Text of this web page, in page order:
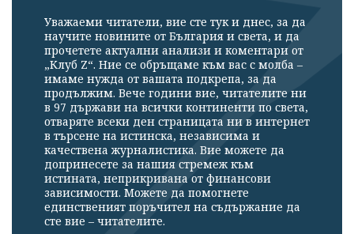
Успешно
излязохте от
профила си!
Уважаеми читатели, вие сте тук и днес, за да
научите новините от България и света, и да
прочетете актуални анализи и коментари от
„Клуб Z“. Ние се обръщаме към вас с молба –
имаме нужда от вашата подкрепа, за да
продължим. Вече години вие, читателите ни
в 97 държави на всички континенти по света,
отваряте всеки ден страницата ни в интернет
в търсене на истинска, независима и
качествена журналистика. Вие можете да
допринесете за нашия стремеж към
истината, неприкривана от финансови
зависимости. Можете да помогнете
единственият поръчител на съдържание да
сте вие – читателите.